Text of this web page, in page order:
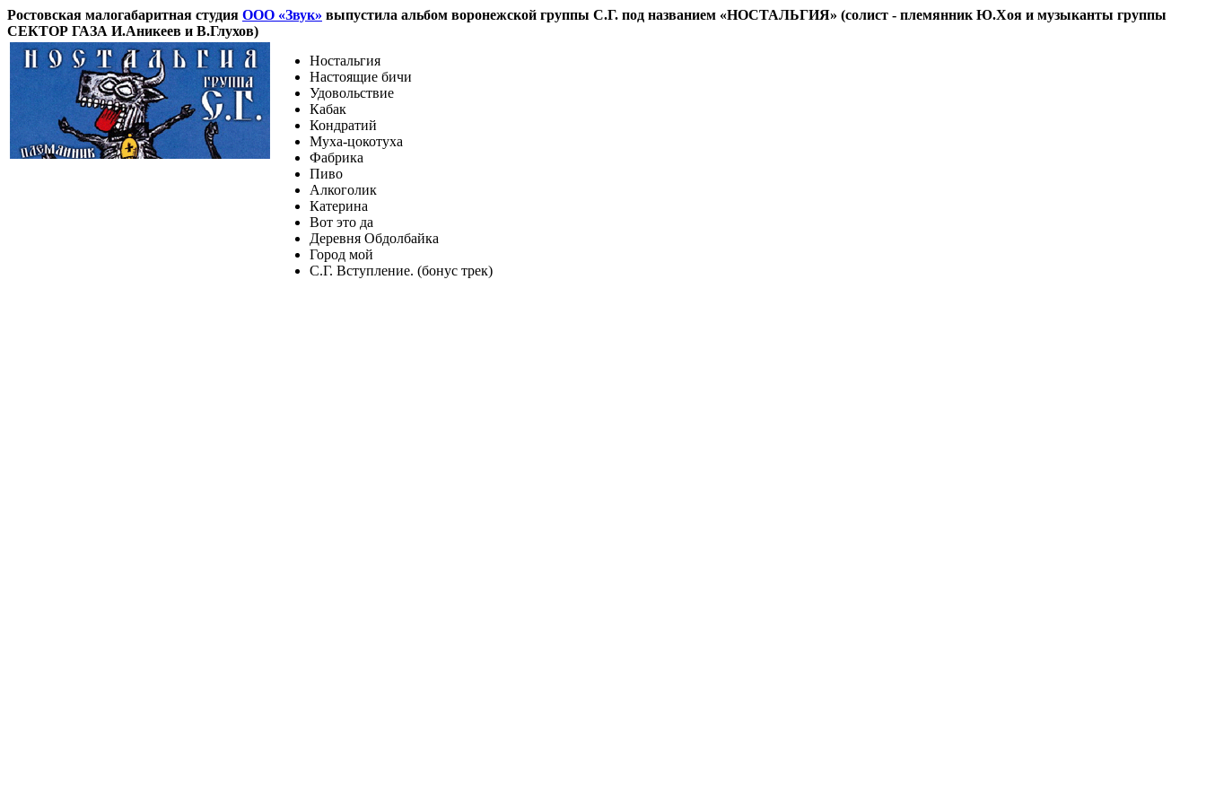
Ростовская малогабаритная студия ООО «Звук» выпустила альбом воронежской группы С.Г. под названием «НОСТАЛЬГИЯ» (солист - племянник Ю.Хоя и музыканты группы
СЕКТОР ГАЗА И.Аникеев и В.Глухов)
Ностальгия
Настоящие бичи
Удовольствие
Кабак
Кондратий
Муха-цокотуха
Фабрика
Пиво
Алкоголик
Катерина
Вот это да
Деревня Обдолбайка
Город мой
С.Г. Вступление. (бонус трек)